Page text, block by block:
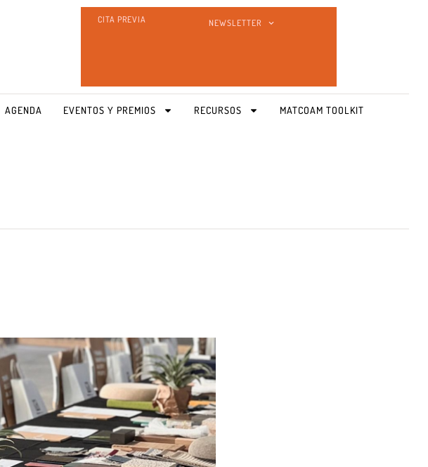
CITA PREVIA NEWSLETTER
AGENDA EVENTOS Y PREMIOS RECURSOS MATCOAM TOOLKIT